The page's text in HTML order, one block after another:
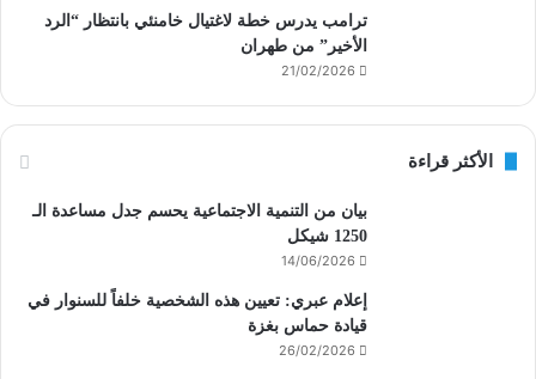
ترامب يدرس خطة لاغتيال خامنئي بانتظار “الرد
الأخير” من طهران
21/02/2026
الأكثر قراءة
بيان من التنمية الاجتماعية يحسم جدل مساعدة الـ
1250 شيكل
14/06/2026
إعلام عبري: تعيين هذه الشخصية خلفاً للسنوار في
قيادة حماس بغزة
26/02/2026